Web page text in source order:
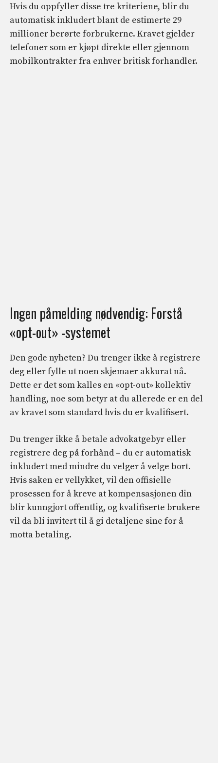
Hvis du oppfyller disse tre kriteriene, blir du
automatisk inkludert blant de estimerte 29
millioner berørte forbrukerne. Kravet gjelder
telefoner som er kjøpt direkte eller gjennom
mobilkontrakter fra enhver britisk forhandler.
Ingen påmelding nødvendig: Forstå
«opt-out» -systemet
Den gode nyheten? Du trenger ikke å registrere
deg eller fylle ut noen skjemaer akkurat nå.
Dette er det som kalles en «opt-out» kollektiv
handling, noe som betyr at du allerede er en del
av kravet som standard hvis du er kvalifisert.
Du trenger ikke å betale advokatgebyr eller
registrere deg på forhånd – du er automatisk
inkludert med mindre du velger å velge bort.
Hvis saken er vellykket, vil den offisielle
prosessen for å kreve at kompensasjonen din
blir kunngjort offentlig, og kvalifiserte brukere
vil da bli invitert til å gi detaljene sine for å
motta betaling.